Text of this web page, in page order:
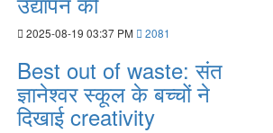
2025-08-19 03:37 PM 2081
Best out of waste: संत
ज्ञानेश्वर स्कूल के बच्चों ने
दिखाई creativity